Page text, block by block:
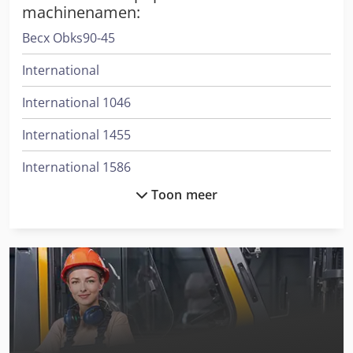
hoofdaandrijfmotor Startsleutels en
uitzondering van vrijblijvende gegevens.
machinenamen:
Becx Obks90-45
International
International 1046
International 1455
International 1586
International 3688
International 433
International 453
Toon meer